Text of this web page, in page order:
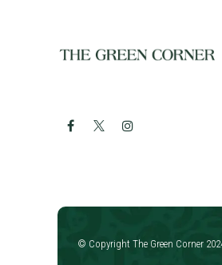
© Copyright The Green Corner